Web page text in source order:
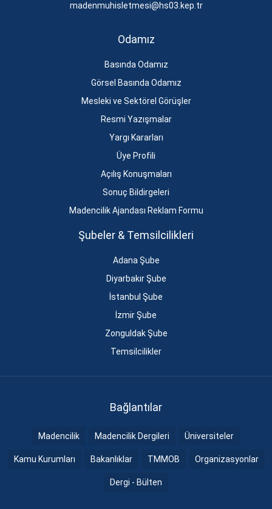
madenmuhisletmesi@hs03.kep.tr
Odamız
Basında Odamız
Görsel Basında Odamız
Mesleki ve Sektörel Görüşler
Resmi Yazışmalar
Yargı Kararları
Üye Profili
Açılış Konuşmaları
Sonuç Bildirgeleri
Madencilik Ajandası Reklam Formu
Şubeler & Temsilcilikleri
Adana Şube
Diyarbakır Şube
İstanbul Şube
İzmir Şube
Zonguldak Şube
Temsilcilikler
Bağlantılar
Madencilik Madencilik Dergileri Üniversiteler
Kamu Kurumları Bakanlıklar TMMOB Organizasyonlar
Dergi - Bülten